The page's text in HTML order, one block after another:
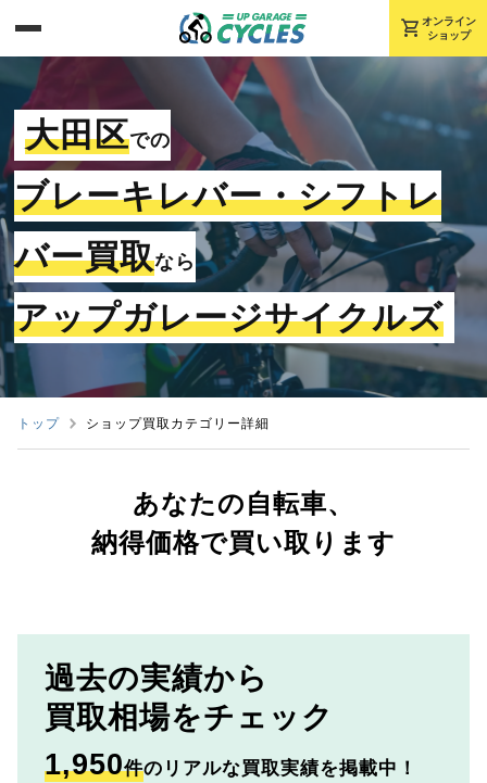
shopping_cart オンライン
ショップ
大田区での
ブレーキレバー・シフトレ
バー買取なら
アップガレージサイクルズ
トップ ショップ買取カテゴリー詳細
あなたの自転車、
納得価格で買い取ります
過去の実績から
買取相場をチェック
1,950件のリアルな買取実績を掲載中！